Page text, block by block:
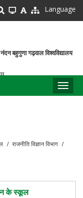
Language
विश्वविद्यालय
राजनीति विज्ञान विभाग
के स्कूल